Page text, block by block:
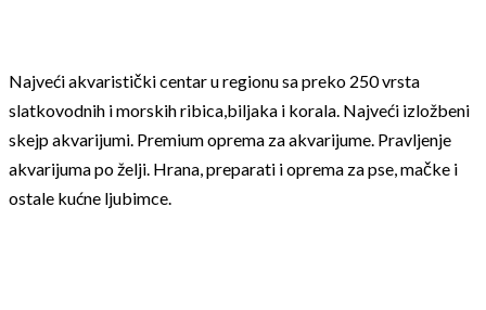
Najveći akvaristički centar u regionu sa preko 250 vrsta
slatkovodnih i morskih ribica,biljaka i korala. Najveći izložbeni
skejp akvarijumi. Premium oprema za akvarijume. Pravljenje
akvarijuma po želji. Hrana, preparati i oprema za pse, mačke i
ostale kućne ljubimce.